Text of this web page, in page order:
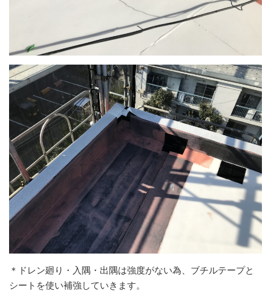
＊ドレン廻り・入隅・出隅は強度がない為、ブチルテープと
シートを使い補強していきます。